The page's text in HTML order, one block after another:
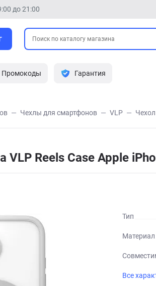
до 21:00
Промокоды Гарантия
Чехлы для смартфонов VLP
VLP Reels Case Apple
Тип
Материал
Все